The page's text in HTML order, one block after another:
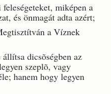
miképen a
és önmagát adta azért;
a Víznek
dicsõségben az
szeplõ, vagy
hanem hogy legyen